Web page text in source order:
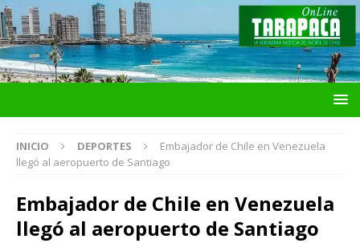
INICIO DEPORTES
Embajador de Chile en Venezuela
llegó al aeropuerto de Santiago
Embajador de Chile en Venezuela
llegó al aeropuerto de Santiago